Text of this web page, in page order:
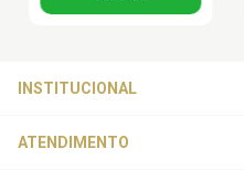
INSTITUCIONAL
ATENDIMENTO